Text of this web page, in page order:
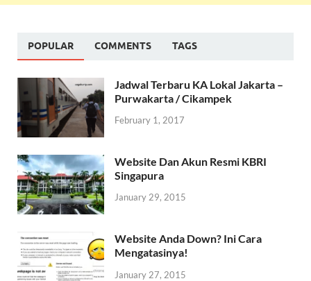
POPULAR COMMENTS TAGS
Jadwal Terbaru KA Lokal Jakarta –
Purwakarta / Cikampek
February 1, 2017
Website Dan Akun Resmi KBRI
Singapura
January 29, 2015
Website Anda Down? Ini Cara
Mengatasinya!
January 27, 2015